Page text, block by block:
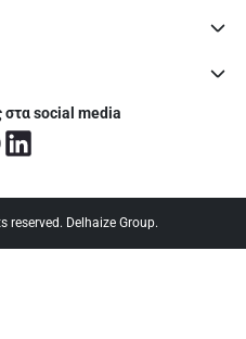
social media
Delhaize Group.